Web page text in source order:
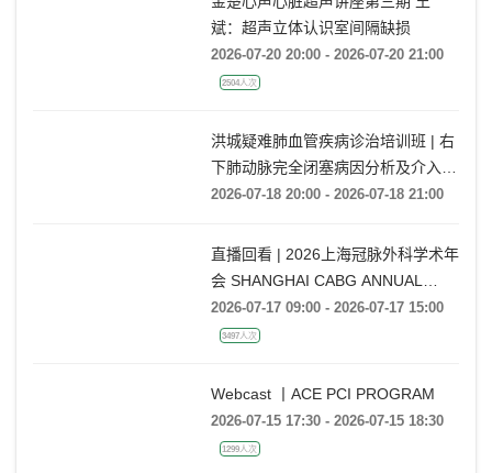
金楚心声心脏超声讲座第三期 王
斌：超声立体认识室间隔缺损
洪城疑难肺血管疾病诊治培训班 | 右
下肺动脉完全闭塞病因分析及介入开
通技巧
直播回看 | 2026上海冠脉外科学术年
会 SHANGHAI CABG ANNUAL
CONFERENCE
2026-07-17 09:00 - 2026-07-17 15:00
Webcast 丨ACE PCI PROGRAM
2026-07-15 17:30 - 2026-07-15 18:30